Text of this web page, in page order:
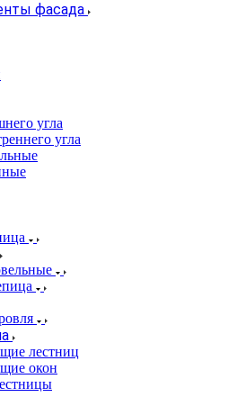
фасада
угла
угла
лестниц
окон